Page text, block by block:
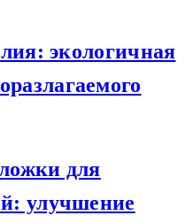
экологичная
для
улучшение